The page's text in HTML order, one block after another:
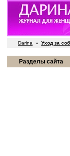
Darina » Уход за
Разделы сайта